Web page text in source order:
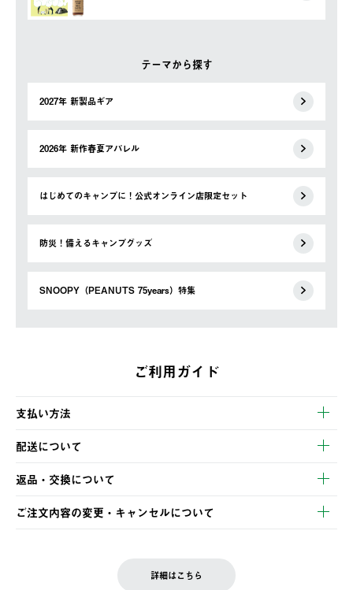
テーマから探す
2027年 新製品ギア
2026年 新作春夏アパレル
はじめてのキャンプに！公式オンライン店限定セット
防災！備えるキャンプグッズ
SNOOPY（PEANUTS 75years）特集
ご利用ガイド
支払い方法
以下のいずれかの方法でお支払いいただけます。
・クレジットカード決済
・コンビニ決済
・Pay-easy決済
配送について
【発送スケジュール】
ご注文・ご入金完了より2営業日以内に商品を発送いたします。
土日祝の発送はございませんので、木曜日以降のご注文は週明け
の発送となる場合がございます。
返品・交換について
※お客様都合の場合
お客様都合の返品にかかる送料は、お客様ご負担とさせていただ
ご注文内容の変更・キャンセルについて
LOGOS FAMILY会員の方は、会員マイページ内 購入履歴画面に
詳細はこちら